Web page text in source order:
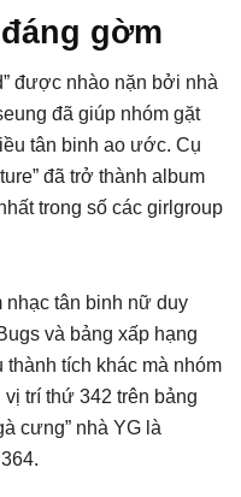
gờm
được nhào nặn bởi nhà
đã giúp nhóm gặt
tân binh ao ước. Cụ
đã trở thành album
trong số các girlgroup
nhạc tân binh nữ duy
và bảng xấp hạng
thành tích khác mà nhóm
trí thứ 342 trên bảng
cưng” nhà YG là